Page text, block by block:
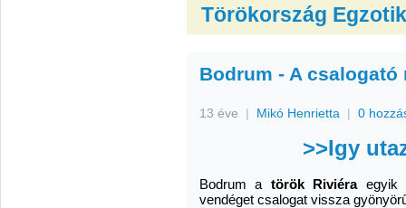
Törökország
Bodrum - A
13 éve | Mikó Henrietta | 0
>>Igy
Bodrum a török Riviéraegyik
vendéget csalogat vissza